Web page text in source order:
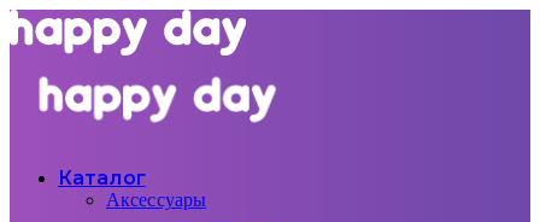
Каталог
Аксессуары